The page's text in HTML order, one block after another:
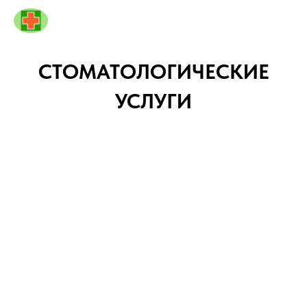
СТОМАТОЛОГИЧЕСКИЕ
УСЛУГИ